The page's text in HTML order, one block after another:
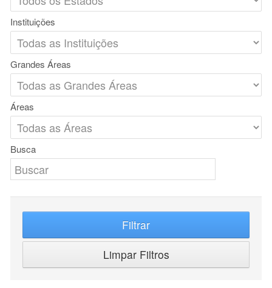
Instituições
Grandes Áreas
Áreas
Busca
Filtrar
Limpar Filtros